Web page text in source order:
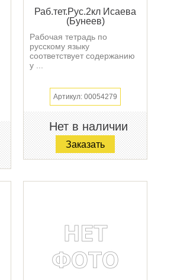
Раб.тет.Рус.2кл Исаева
(Бунеев)
Рабочая тетрадь по
русскому языку
соответствует содержанию
у ...
Артикул: 00054279
Нет в наличии
Заказать